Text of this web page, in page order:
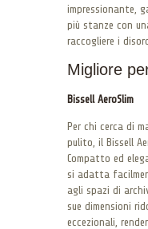
impressionante,
più stanze con
raccogliere i
Migliore
Bissell AeroSlim
Per chi cerca di
pulito, il Bissell
Compatto ed
si adatta
agli spazi di
sue dimensioni
eccezionali,